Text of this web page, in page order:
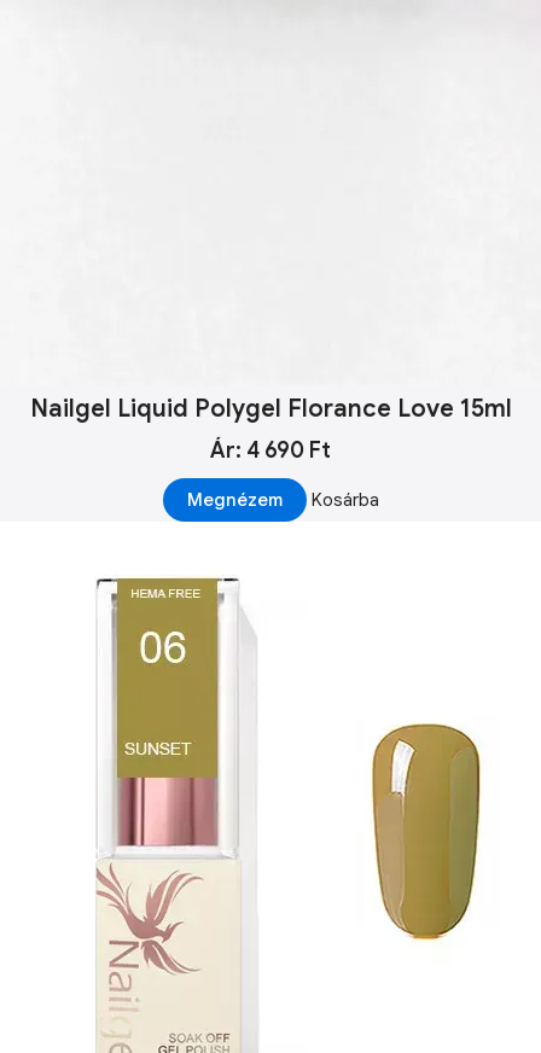
Nailgel Liquid Polygel Florance Love 15ml
Ár: 4 690 Ft
Megnézem Kosárba